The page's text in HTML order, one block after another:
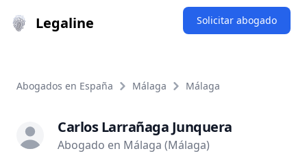
Legaline Solicitar abogado
Abogados en España Málaga Málaga
Carlos Larrañaga Junquera
Abogado en Málaga (Málaga)